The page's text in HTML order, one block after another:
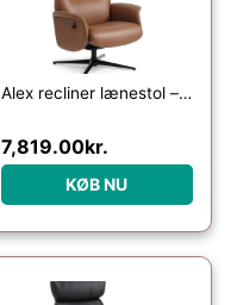
Alex recliner lænestol – cognac semi aniline læder og sort aluminium
7,819.00kr.
KØB NU